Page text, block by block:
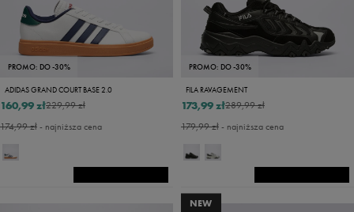
PROMO: DO -30%
ADIDAS GRAND COURT BASE 2.0
229,99 zł
160,99 zł
174,99 zł- najniższa cena
PROMO: DO -30%
FILA RAVAGEMENT
289,99 zł
173,99 zł
179,99 zł- najniższa cena
NEW